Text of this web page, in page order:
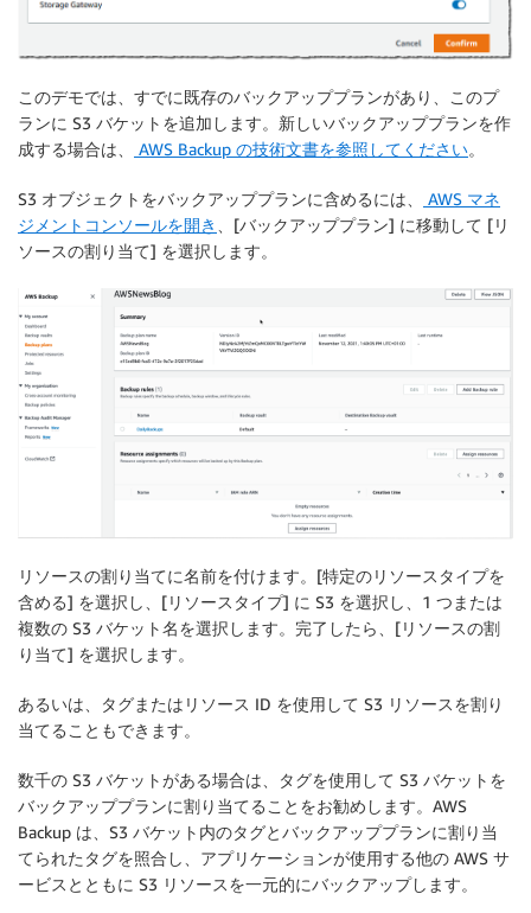
このデモでは、すでに既存のバックアッププランがあり、このプ
ランに S3 バケットを追加します。新しいバックアッププランを作
成する場合は、
AWS Backup の技術文書を参照してください。
S3 オブジェクトをバックアッププランに含めるには、
AWS マネ
ジメントコンソールを開き
、[バックアッププラン] に移動して [リ
ソースの割り当て] を選択します。
リソースの割り当てに名前を付けます。[特定のリソースタイプを
含める] を選択し、[リソースタイプ] に S3 を選択し、1 つまたは
複数の S3 バケット名を選択します。完了したら、[リソースの割
り当て] を選択します。
あるいは、タグまたはリソース ID を使用して S3 リソースを割り
当てることもできます。
数千の S3 バケットがある場合は、タグを使用して S3 バケットを
バックアッププランに割り当てることをお勧めします。AWS
Backup は、S3 バケット内のタグとバックアッププランに割り当
てられたタグを照合し、アプリケーションが使用する他の AWS サ
ービスとともに S3 リソースを一元的にバックアップします。